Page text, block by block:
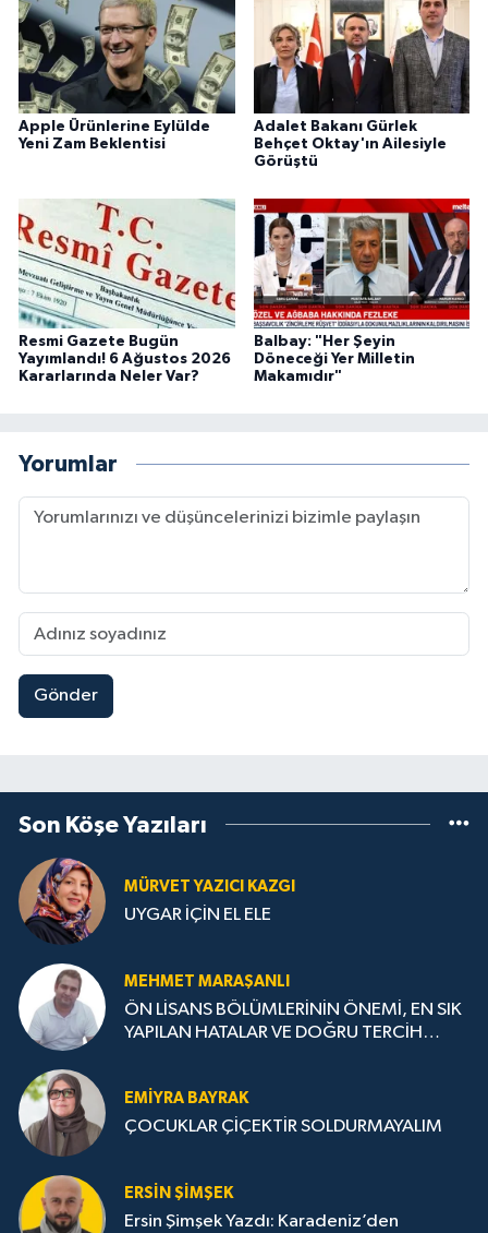
Apple Ürünlerine Eylülde
Yeni Zam Beklentisi
Adalet Bakanı Gürlek
Behçet Oktay'ın Ailesiyle
Görüştü
Resmi Gazete Bugün
Yayımlandı! 6 Ağustos 2026
Kararlarında Neler Var?
Balbay: "Her Şeyin
Döneceği Yer Milletin
Makamıdır"
Yorumlar
Gönder
Son Köşe Yazıları
MÜRVET YAZICI KAZGI
UYGAR İÇİN EL ELE
MEHMET MARAŞANLI
ÖN LİSANS BÖLÜMLERİNİN ÖNEMİ, EN SIK
YAPILAN HATALAR VE DOĞRU TERCİH
EMIYRA BAYRAK
ÇOCUKLAR ÇİÇEKTİR SOLDURMAYALIM
ERSIN ŞIMŞEK
Ersin Şimşek Yazdı: Karadeniz’den